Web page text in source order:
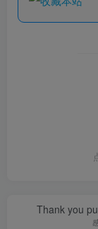
Thank you